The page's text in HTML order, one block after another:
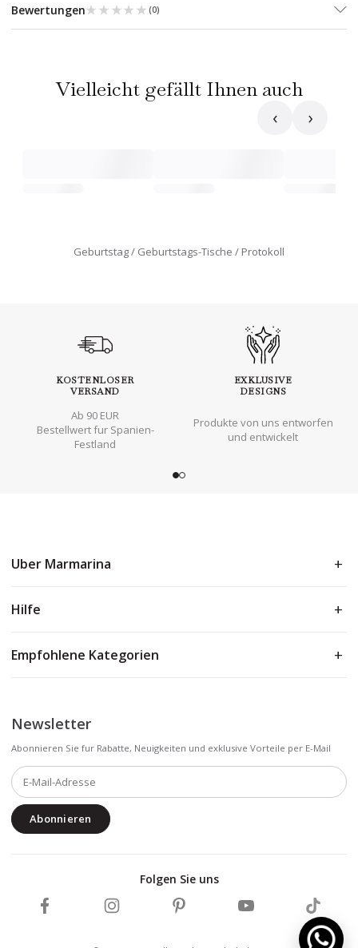
Bewertungen★★★★★
★★★★★ (0)
Vielleicht gefällt Ihnen auch
‹ ›
Geburtstag Geburtstags-Tische Protokoll
KOSTENLOSER
VERSAND
Ab 90 EUR
Bestellwert fur Spanien-
Festland
EXKLUSIVE
DESIGNS
Produkte von uns entworfen
und entwickelt
Uber Marmarina
Hilfe
Empfohlene Kategorien
Newsletter
Abonnieren Sie fur Rabatte, Neuigkeiten und exklusive Vorteile per E-Mail
Abonnieren
Folgen Sie uns
Marmarina auf Facebook folgen
Marmarina auf Instagram folgen
Marmarina auf Pinterest folgen
Marmarina auf